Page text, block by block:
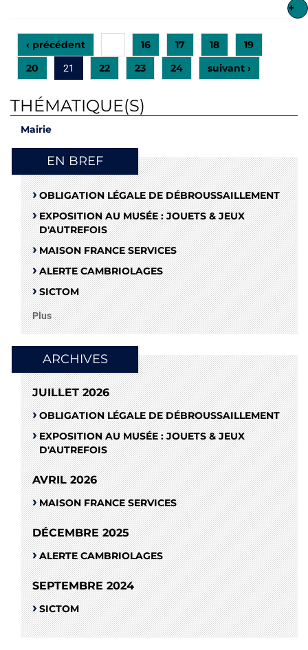
+
‹ précédent 16 17 18
19
20
21 22 23 24 suivant ›
THÉMATIQUE(S)
Mairie
EN BREF
OBLIGATION LÉGALE DE DÉBROUSSAILLEMENT
EXPOSITION AU MUSÉE : JOUETS & JEUX
D'AUTREFOIS
MAISON FRANCE SERVICES
ALERTE CAMBRIOLAGES
SICTOM
Plus
ARCHIVES
JUILLET 2026
OBLIGATION LÉGALE DE DÉBROUSSAILLEMENT
EXPOSITION AU MUSÉE : JOUETS & JEUX
D'AUTREFOIS
AVRIL 2026
MAISON FRANCE SERVICES
DÉCEMBRE 2025
ALERTE CAMBRIOLAGES
SEPTEMBRE 2024
SICTOM